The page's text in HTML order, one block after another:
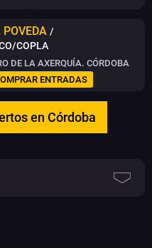
POVEDA /
COPLA
DE LA AXERQUÍA. CÓRDOBA
ENTRADAS
en Córdoba